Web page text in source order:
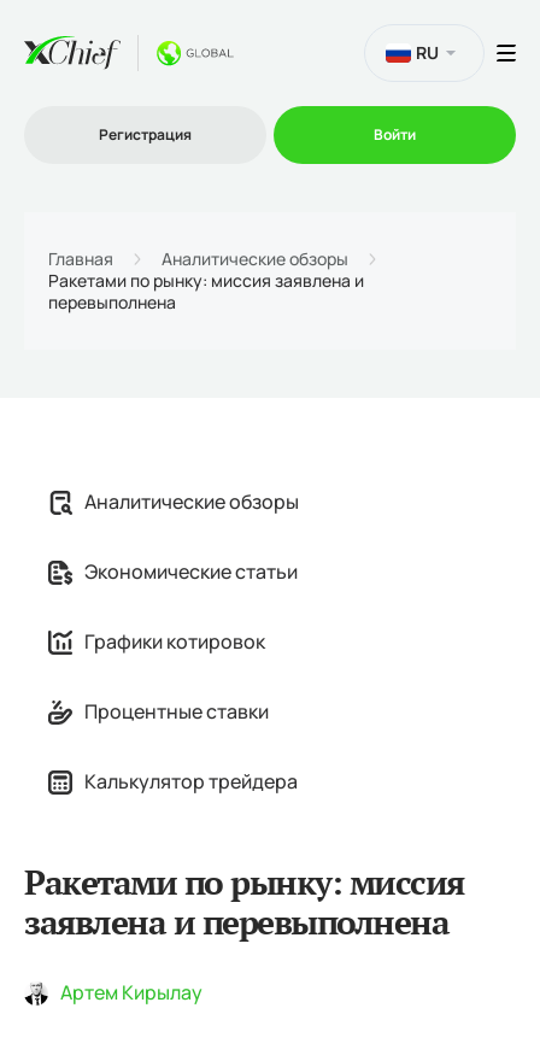
Платформы
RU
Регистрация Войти
Главная
Аналитические обзоры
Ракетами по рынку: миссия заявлена и
перевыполнена
Аналитические обзоры
Экономические статьи
Графики котировок
Процентные ставки
Калькулятор трейдера
Ракетами по рынку: миссия
заявлена и перевыполнена
Артем Кирылау